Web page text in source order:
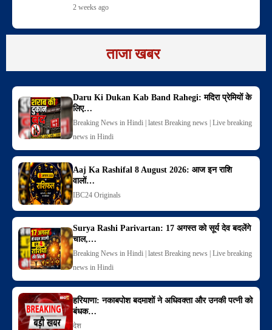
2 weeks ago
ताजा खबर
Daru Ki Dukan Kab Band Rahegi: मदिरा प्रेमियों के
लिए…
Breaking News in Hindi | latest Breaking news | Live breaking
news in Hindi
Aaj Ka Rashifal 8 August 2026: आज इन राशि
वालों…
IBC24 Originals
Surya Rashi Parivartan: 17 अगस्त को सूर्य देव बदलेंगे
चाल,…
Breaking News in Hindi | latest Breaking news | Live breaking
news in Hindi
हरियाणा: नकाबपोश बदमाशों ने अधिवक्ता और उनकी पत्नी को
बंधक…
देश